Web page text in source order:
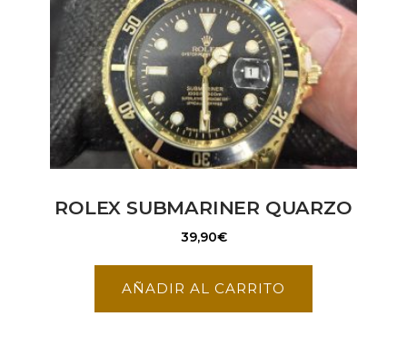
ROLEX SUBMARINER QUARZO
39,90€
AÑADIR AL CARRITO